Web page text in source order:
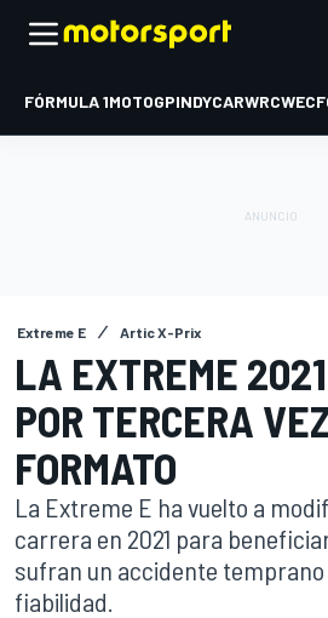
FÓRMULA 1MOTOGPINDYCARWRCWEC
Extreme E Artic X-Prix
LA EXTREME
POR TERCERA
FORMATO
La Extreme E ha vuelto a
carrera en 2021 para
sufran un accidente
fiabilidad.